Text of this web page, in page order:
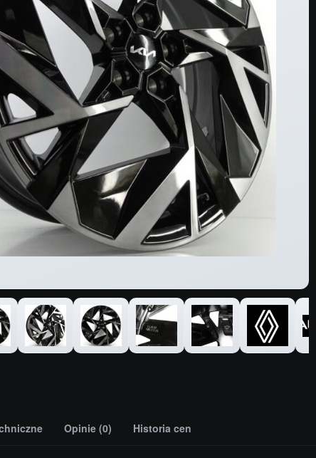
Opinie (0) Historia cen